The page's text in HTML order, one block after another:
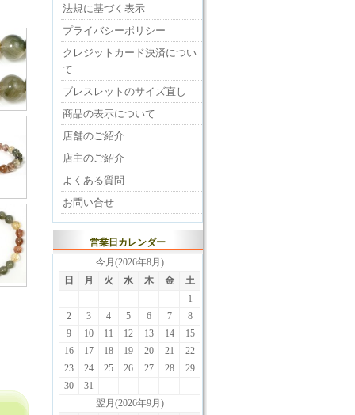
法規に基づく表示
プライバシーポリシー
クレジットカード決済につい
て
ブレスレットのサイズ直し
商品の表示について
店舗のご紹介
店主のご紹介
よくある質問
お問い合せ
営業日カレンダー
今月(2026年8月)
日
月 火 水 木 金
土
1
2
3 4 5 6 7
8
9
10 11 12 13 14
15
16
17 18 19 20 21
22
23
24 25 26 27 28
29
30
31
翌月(2026年9月)